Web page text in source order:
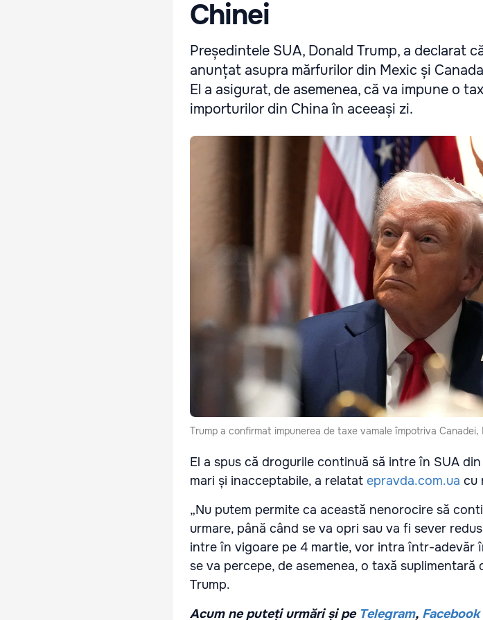
Chinei
Președintele SUA, Donald Trump, a declarat
anunțat asupra mărfurilor din Mexic și
El a asigurat, de asemenea, că va impune o
importurilor din China în aceeași zi.
Trump a confirmat impunerea de taxe vamale împotriva Canadei,
El a spus că drogurile continuă să intre în SUA
mari și inacceptabile, a relatat epravda.com.ua cu
„Nu putem permite ca această nenorocire să
urmare, până când se va opri sau va fi sever
intre în vigoare pe 4 martie, vor intra într-adevăr
se va percepe, de asemenea, o taxă suplimentară
Trump.
Acum ne puteți urmări și pe Telegram, Facebook